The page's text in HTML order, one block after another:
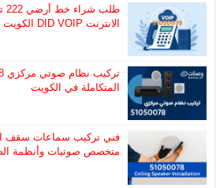
الانترنت DID VOIP الكويت
المتكاملة في الكويت
متخصص صوتيات وأنظمة